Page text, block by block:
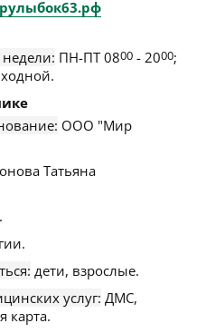
ПН-ПТ 0800 - 2000;
ООО "Мир
Татьяна
дети, взрослые.
услуг: ДМС,
карта.